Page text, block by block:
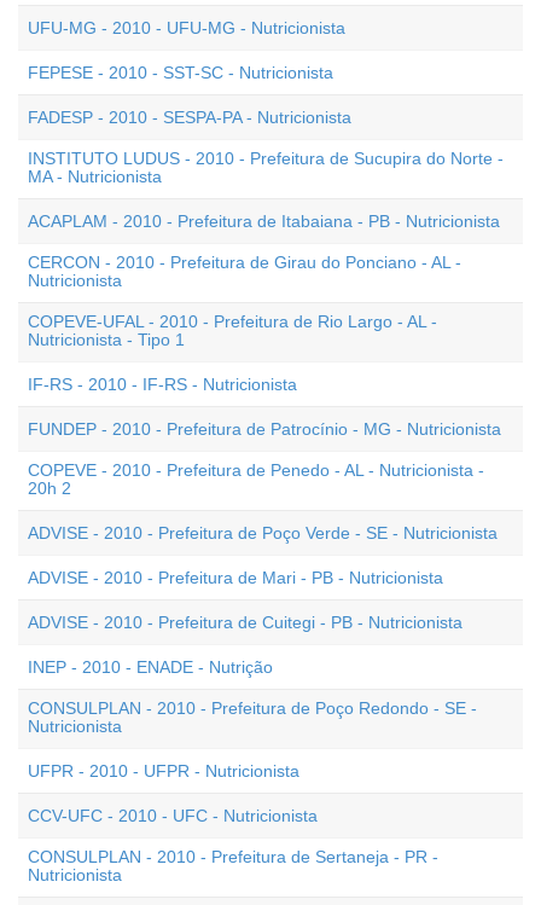
UFU-MG - 2010 - UFU-MG - Nutricionista
FEPESE - 2010 - SST-SC - Nutricionista
FADESP - 2010 - SESPA-PA - Nutricionista
INSTITUTO LUDUS - 2010 - Prefeitura de Sucupira do Norte -
MA - Nutricionista
ACAPLAM - 2010 - Prefeitura de Itabaiana - PB - Nutricionista
CERCON - 2010 - Prefeitura de Girau do Ponciano - AL -
Nutricionista
COPEVE-UFAL - 2010 - Prefeitura de Rio Largo - AL -
Nutricionista - Tipo 1
IF-RS - 2010 - IF-RS - Nutricionista
FUNDEP - 2010 - Prefeitura de Patrocínio - MG - Nutricionista
COPEVE - 2010 - Prefeitura de Penedo - AL - Nutricionista -
20h 2
ADVISE - 2010 - Prefeitura de Poço Verde - SE - Nutricionista
ADVISE - 2010 - Prefeitura de Mari - PB - Nutricionista
ADVISE - 2010 - Prefeitura de Cuitegi - PB - Nutricionista
INEP - 2010 - ENADE - Nutrição
CONSULPLAN - 2010 - Prefeitura de Poço Redondo - SE -
Nutricionista
UFPR - 2010 - UFPR - Nutricionista
CCV-UFC - 2010 - UFC - Nutricionista
CONSULPLAN - 2010 - Prefeitura de Sertaneja - PR -
Nutricionista